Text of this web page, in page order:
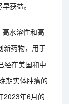
获益。
水溶性和高
新药物，用于
经在美国和中
期实体肿瘤的
2023年6月的